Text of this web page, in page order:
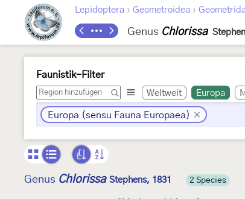
Lepidoptera › Geometroidea ›
Genus Chlorissa
Faunistik-Filter
Weltweit Europa
Europa (sensu Fauna Europaea)
Genus Chlorissa Stephens, 1831 2 Species